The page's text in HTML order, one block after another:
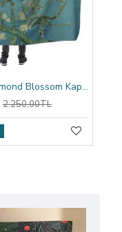
Van Gogh Almond Blossom Kapşonlu Battaniye
2.250,00TL